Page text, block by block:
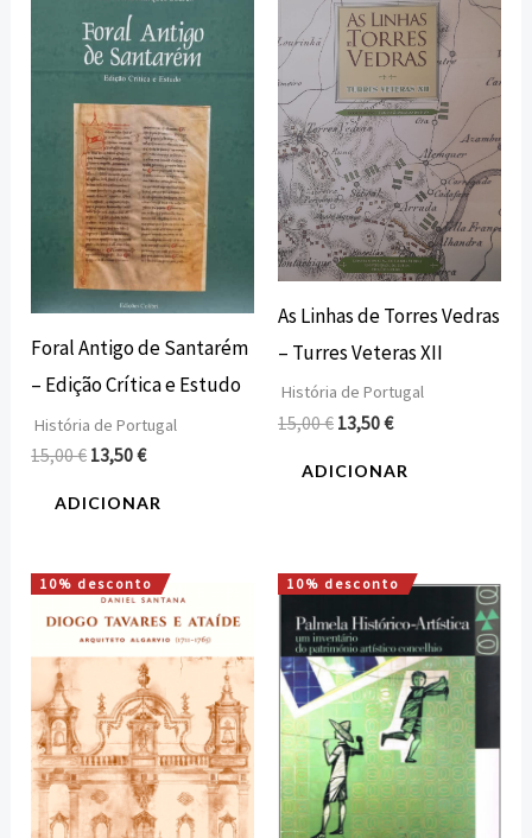
Foral Antigo de Santarém
– Edição Crítica e Estudo
História de Portugal
15,00€
original
era:
15,00 €.
13,50€
preço
atual
é:
13,50 €.
ADICIONAR
As Linhas de Torres Vedras
– Turres Veteras XII
História de Portugal
15,00€
preço
original
era:
15,00 €.
13,50€
preço
atual
é:
13,50 €.
ADICIONAR
10% desconto
O
preço
original
era:
16,00 €.
O
preço
atual
é:
14,40 €.
10% desconto
O
preço
original
era:
25,00 €.
O
preço
atual
é:
22,50 €.